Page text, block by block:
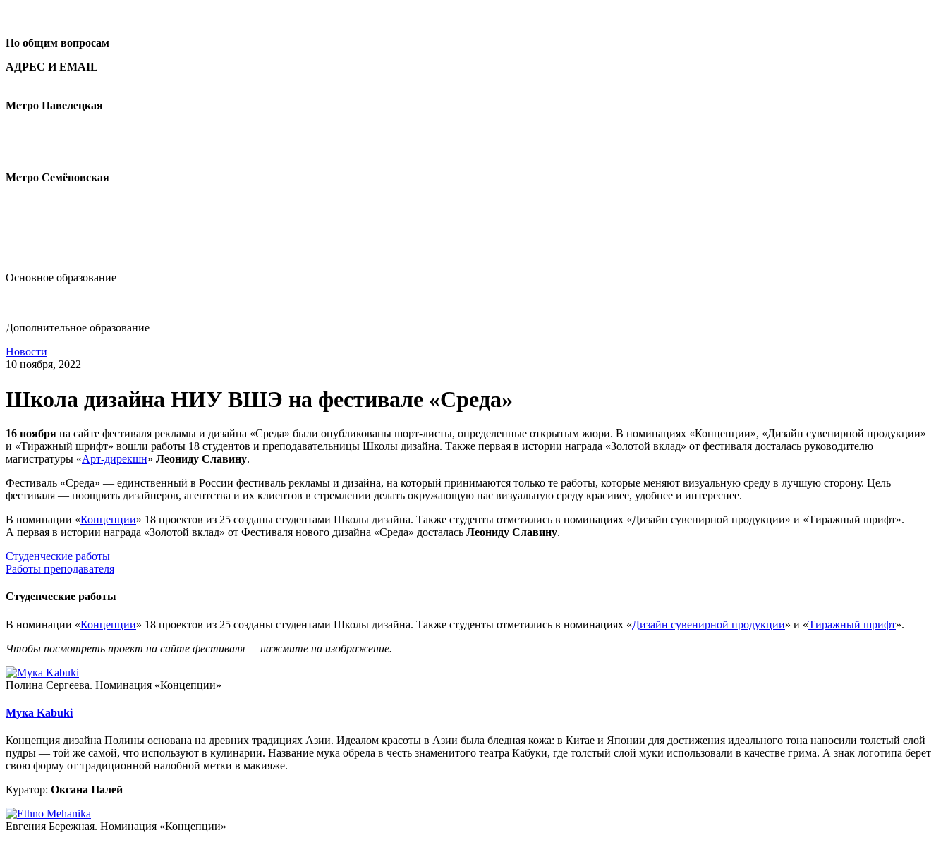
По общим вопросам
АДРЕС И EMAIL
Метро Павелецкая
Метро Семёновская
Основное образование
Дополнительное образование
Новости
10 ноября, 2022
Школа дизайна НИУ ВШЭ на фестивале «Среда»
16 ноября на сайте фестиваля рекламы и дизайна «Среда» были опубликованы шорт-листы, определенные открытым жюри. В номинациях «Концепции», «Дизайн сувенирной продукции»
и «Тиражный шрифт» вошли работы 18 студентов и преподавательницы Школы дизайна. Также первая в истории награда «Золотой вклад» от фестиваля досталась руководителю
магистратуры «Арт-дирекшн» Леониду Славину.
Фестиваль «Среда» — единственный в России фестиваль рекламы и дизайна, на который принимаются только те работы, которые меняют визуальную среду в лучшую сторону. Цель
фестиваля — поощрить дизайнеров, агентства и их клиентов в стремлении делать окружающую нас визуальную среду красивее, удобнее и интереснее.
В номинации «Концепции» 18 проектов из 25 созданы студентами Школы дизайна. Также студенты отметились в номинациях «Дизайн сувенирной продукции» и «Тиражный шрифт».
А первая в истории награда «Золотой вклад» от Фестиваля нового дизайна «Среда» досталась Леониду Славину.
Студенческие работы
Работы преподавателя
Студенческие работы
В номинации «Концепции» 18 проектов из 25 созданы студентами Школы дизайна. Также студенты отметились в номинациях «Дизайн сувенирной продукции» и «Тиражный шрифт».
Чтобы посмотреть проект на сайте фестиваля — нажмите на изображение.
Полина Сергеева. Номинация «Концепции»
Мука Kabuki
Концепция дизайна Полины основана на древних традициях Азии. Идеалом красоты в Азии была бледная кожа: в Китае и Японии для достижения идеального тона наносили толстый слой
пудры — той же самой, что используют в кулинарии. Название мука обрела в честь знаменитого театра Кабуки, где толстый слой муки использовали в качестве грима. А знак логотипа берет
свою форму от традиционной налобной метки в макияже.
Куратор: Оксана Палей
Евгения Бережная. Номинация «Концепции»